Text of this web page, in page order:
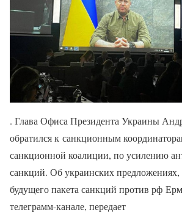
. Глава Офиса Президента Украины
обратился к санкционным
санкционной коалиции, по усилению
санкций. Об украинских предложениях,
будущего пакета санкций против рф
телеграмм-канале, передает